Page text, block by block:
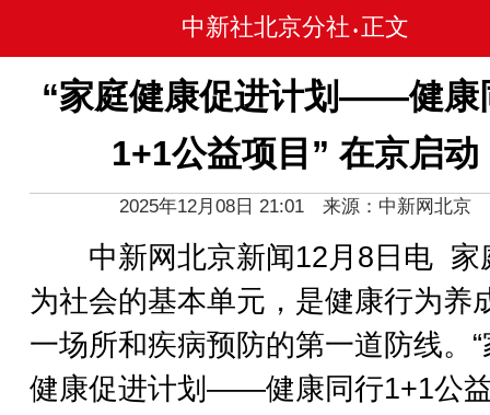
中新社北京分社 • 正文
“家庭健康促进计划——健康
1+1公益项目” 在京启动
2025年12月08日 21:01 来源：中新网北京
中新网北京新闻12月8日电 家
为社会的基本单元，是健康行为养
一场所和疾病预防的第一道防线。
健康促进计划——健康同行1+1公